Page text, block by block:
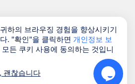
하의 브라우징 경험을 향상시키기
. "확인"을 클릭하면 개인정보 보
든 쿠키 사용에 동의하는 것입니
괜찮습니다